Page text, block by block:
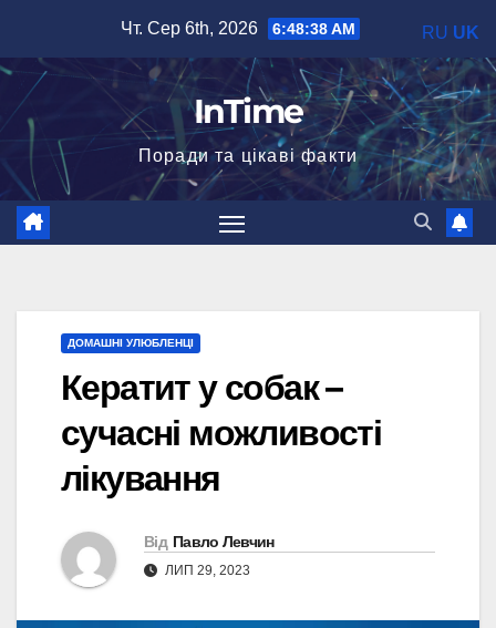
вмісту
Чт. Сер 6th, 2026 6:48:39 AM
InTime
Поради та цікаві факти
ДОМАШНІ УЛЮБЛЕНЦІ
Кератит у собак –
сучасні можливості
лікування
Від Павло Левчин
ЛИП 29, 2023
RU UK